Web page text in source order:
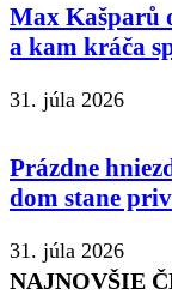
Max Kašparů
a kam kráča
31. júla 2026
Prázdne
dom stane
31. júla 2026
NAJNOVŠIE